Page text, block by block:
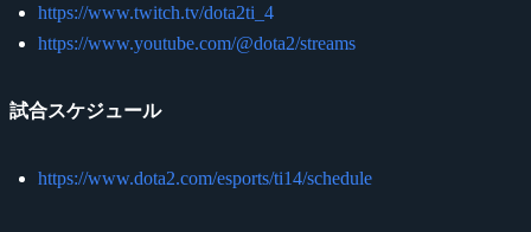
https://www.twitch.tv/dota2ti_4
https://www.youtube.com/@dota2/streams
試合スケジュール
https://www.dota2.com/esports/ti14/schedule